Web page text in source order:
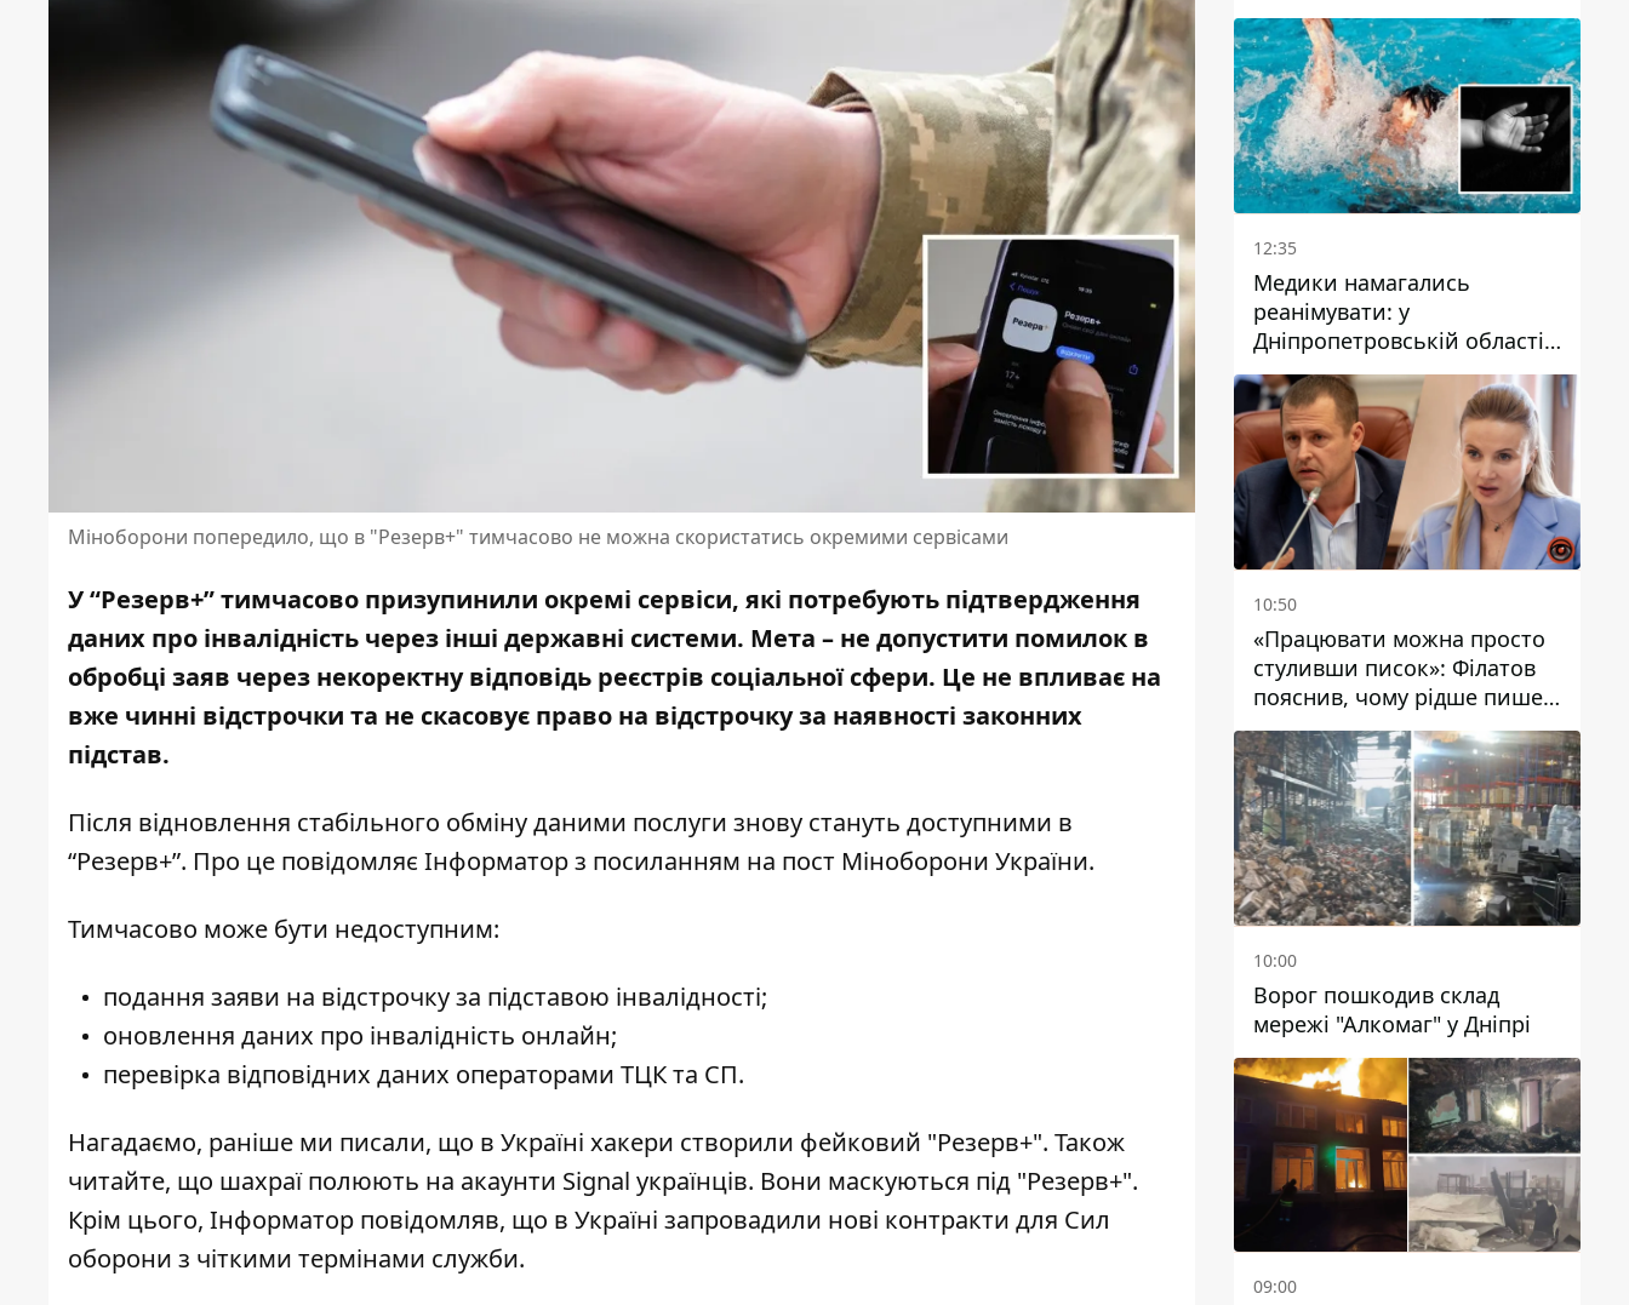
Міноборони попередило, що в "Резерв+" тимчасово не можна скористатись окремими сервісами
У “Резерв+” тимчасово призупинили окремі сервіси, які потребують підтвердження
даних про інвалідність через інші державні системи. Мета – не допустити помилок в
обробці заяв через некоректну відповідь реєстрів соціальної сфери. Це не впливає на
вже чинні відстрочки та не скасовує право на відстрочку за наявності законних
підстав.
Після відновлення стабільного обміну даними послуги знову стануть доступними в
“Резерв+”. Про це повідомляє Інформатор з посиланням на пост Міноборони України.
Тимчасово може бути недоступним:
подання заяви на відстрочку за підставою інвалідності;
оновлення даних про інвалідність онлайн;
перевірка відповідних даних операторами ТЦК та СП.
Нагадаємо, раніше ми писали, що в Україні хакери створили фейковий "Резерв+". Також
читайте, що шахраїполюють на акаунти Signal українців. Вони маскуються під "Резерв+".
Крім цього, Інформатор повідомляв, що в Україні запровадили нові контракти для Сил
оборони з чіткими термінами служби.
12:35
Медики намагались
реанімувати: у
Дніпропетровській області
дворічний хлопчик потонув
у басейні
10:50
«Працювати можна просто
стуливши писок»: Філатов
пояснив, чому рідше пише у
соцмережах та
розкритикував медійність
чиновників
10:00
Ворог пошкодив склад
мережі "Алкомаг" у Дніпрі
09:00